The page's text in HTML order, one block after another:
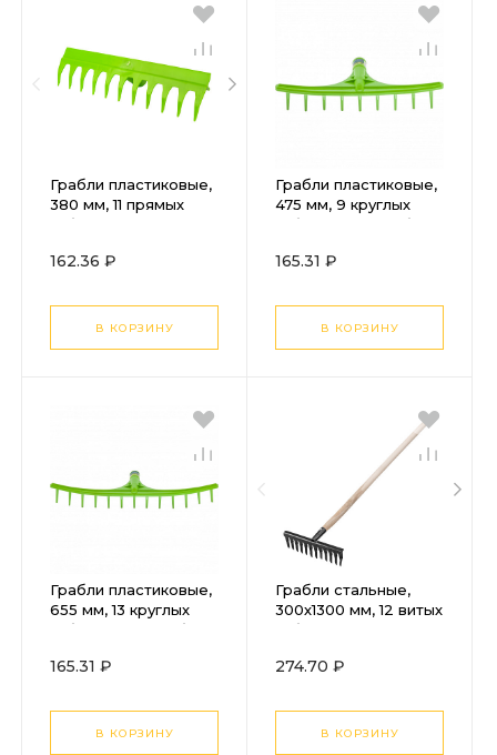
Грабли пластиковые,
380 мм, 11 прямых
зубьев, усиленные,
162.36 ₽
В КОРЗИНУ
Грабли пластиковые,
475 мм, 9 круглых
зубьев, сенные, без
165.31 ₽
В КОРЗИНУ
Грабли пластиковые,
655 мм, 13 круглых
зубьев, сенные, без
165.31 ₽
В КОРЗИНУ
Грабли стальные,
300х1300 мм, 12 витых
зубьев, деревянный
274.70 ₽
В КОРЗИНУ